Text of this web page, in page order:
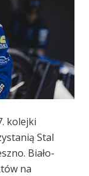
kolejki
Stal
Biało-
na